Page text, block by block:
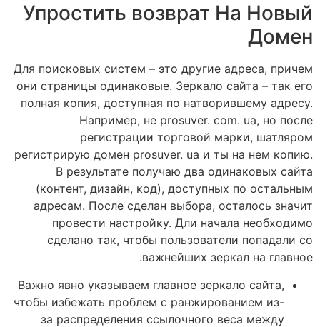
Упростить возврат На Новый
Домен
Для поисковых систем – это другие адреса, причем
они страницы одинаковые. Зеркало сайта – так его
полная копия, доступная по натворившему адресу.
Например, не prosuver. com. ua, но после
регистрации торговой марки, шатляром
регистрирую домен prosuver. ua и ты на нем копию.
В результате получаю два одинаковых сайта
(контент, дизайн, код), доступных по остальным
адресам. После сделан выбора, осталось значит
провести настройку. Дли начала необходимо
сделано так, чтобы пользователи попадали со
важнейших зеркал на главное.
Важно явно указываем главное зеркало сайта,
чтобы избежать проблем с ранжированием из-
за распределения ссылочного веса между